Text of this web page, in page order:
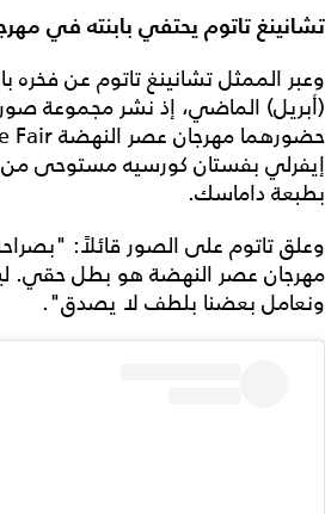
تشانينغ تاتوم يحتفي بابنته في
وعبر الممثل تشانينغ تاتوم عن فخره
(أبريل) الماضي، إذ نشر مجموعة صور
إيفرلي بفستان كورسيه مستوحى من
بطبعة داماسك.
وعلق تاتوم على الصور قائلاً:
مهرجان عصر النهضة هو بطل حقي.
ونعامل بعضنا بلطف لا يصدق".